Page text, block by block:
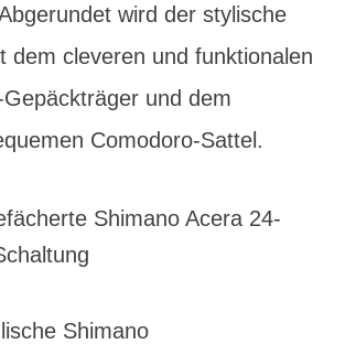
wird der stylische
dem cleveren und funktionalen
und dem
Comodoro-Sattel.
Shimano Acera 24-
Shimano